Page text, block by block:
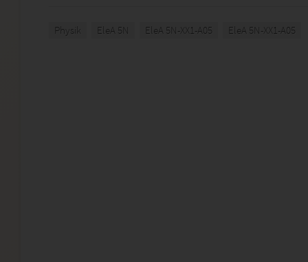
Physik EleA 5N EleA 5N-XX1-A05 EleA 5N-XX1-A05